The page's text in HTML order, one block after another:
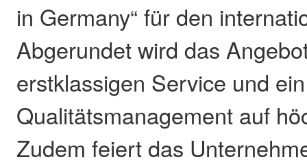
in Germany“ für den
Abgerundet wird das
erstklassigen Service und ein
Qualitätsmanagement auf
Zudem feiert das